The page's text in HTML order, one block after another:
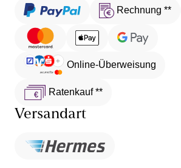
Rechnung **
Online-Überweisung
Ratenkauf **
Versandart